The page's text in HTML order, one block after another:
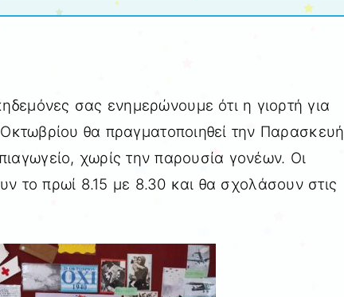
σας ενημερώνουμε ότι η γιορτή για
θα πραγματοποιηθεί την Παρασκευή
χωρίς την παρουσία γονέων. Οι
το πρωί 8.15 με 8.30 και θα σχολάσουν στις